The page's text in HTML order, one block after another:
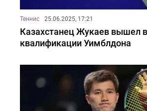
Теннис 25.06.2025, 17:21
Казахстанец Жукаев вышел
квалификации Уимблдона